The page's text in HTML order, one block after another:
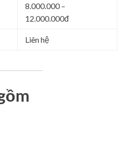
8.000.000 –
12.000.000đ
Liên hệ